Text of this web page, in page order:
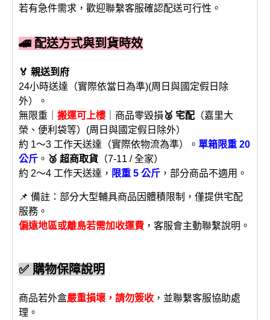
若有急件需求，歡迎聯繫客服確認配送可行性。
🚄 配送方式與到貨時效
🏅 親送到府
24小時送達（實際依當日為準)(周日與國定假日除
外）。
無限重｜ 搬運可上樓 ｜商品零毀損 🥈 宅配 （嘉里大
榮、便利袋等）(周日與國定假日除外）
約 1～3 工作天送達（實際依物流為準）。 單箱限重 20
公斤 。 🥉 超商取貨 （7-11 / 全家）
約 2～4 工作天送達， 限重 5 公斤 ，部分商品不適用。
📌 備註：部分大型輔具商品因體積限制，僅提供宅配
服務。
偏遠地區或離島若需加收運費 ，客服會主動聯繫說明。
✅ 購物保障說明
商品若外盒嚴重損壞，請勿簽收 ，並聯繫客服協助處
理。